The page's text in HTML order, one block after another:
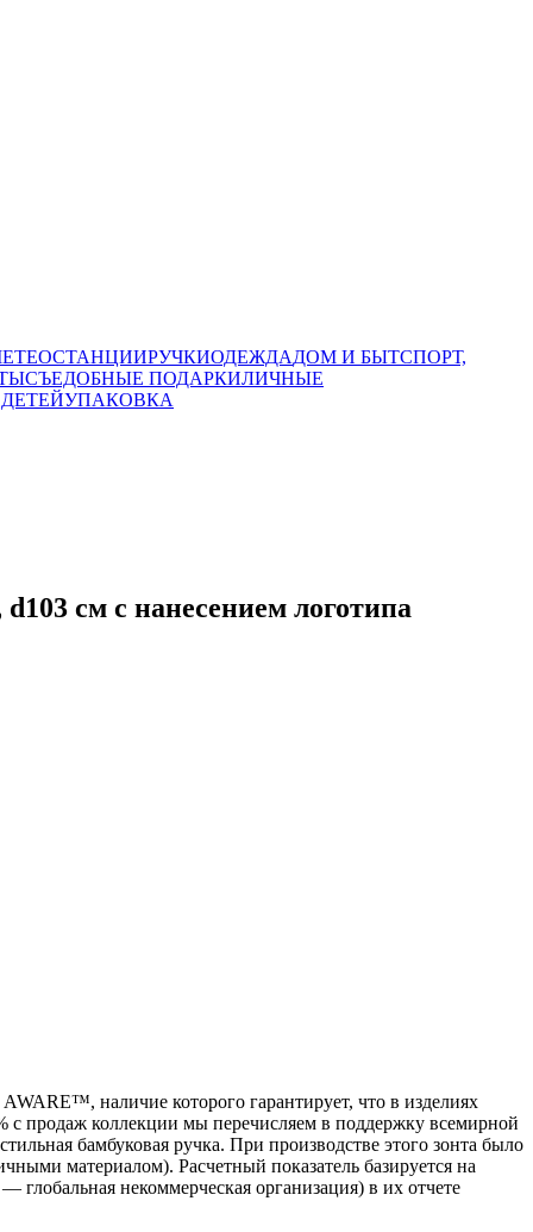
РУЧКИОДЕЖДАДОМ И БЫТСПОРТ,
СЪЕДОБНЫЕ ПОДАРКИЛИЧНЫЕ
УПАКОВКА
см с нанесением логотипа
наличие которого гарантирует, что в изделиях
с продаж коллекции мы перечисляем в поддержку всемирной
бамбуковая ручка. При производстве этого зонта было
материалом). Расчетный показатель базируется на
некоммерческая организация) в их отчете